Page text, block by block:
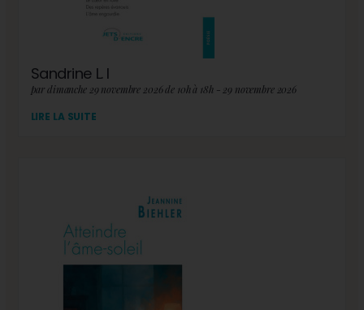
Sandrine L. I
par dimanche 29 novembre 2026 de 10h à 18h - 29 novembre 2026
LIRE LA SUITE